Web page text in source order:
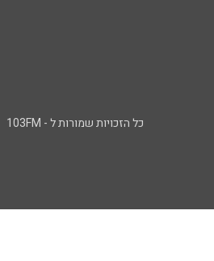
כל הזכויות שמורות ל - 103FM